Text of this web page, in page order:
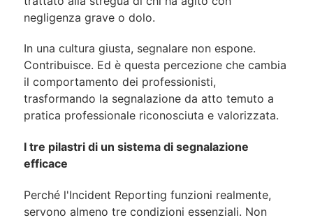
negligenza grave o dolo.
In una cultura giusta, segnalare non espone.
Contribuisce. Ed è questa percezione che cambia
il comportamento dei professionisti,
trasformando la segnalazione da atto temuto a
pratica professionale riconosciuta e valorizzata.
I tre pilastri di un sistema di segnalazione
efficace
Perché l'Incident Reporting funzioni realmente,
servono almeno tre condizioni essenziali. Non